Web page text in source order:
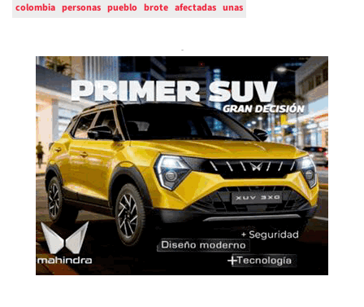
colombia personas pueblo brote afectadas unas